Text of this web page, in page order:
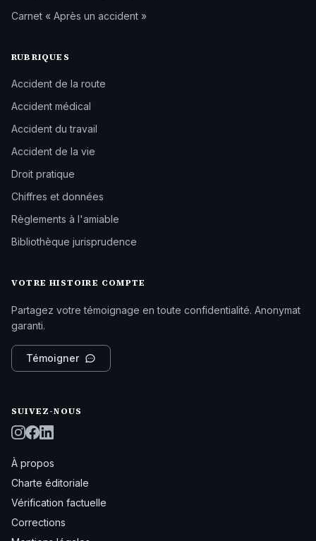
Carnet « Après un accident »
RUBRIQUES
Accident de la route
Accident médical
Accident du travail
Accident de la vie
Droit pratique
Chiffres et données
Règlements à l'amiable
Bibliothèque jurisprudence
VOTRE HISTOIRE COMPTE
Partagez votre témoignage en toute confidentialité. Anonymat
garanti.
Témoigner
SUIVEZ-NOUS
À propos
Charte éditoriale
Vérification factuelle
Corrections